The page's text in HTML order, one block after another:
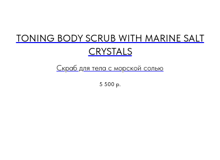
TONING BODY SCRUB WITH MARINE SALT
CRYSTALS
Скраб для тела с морской солью
5 500 р.